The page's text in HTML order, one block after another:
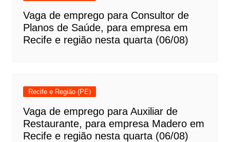
Vaga de emprego para Consultor de
Planos de Saúde, para empresa em
Recife e região nesta quarta (06/08)
Recife e Região (PE)
Vaga de emprego para Auxiliar de
Restaurante, para empresa Madero em
Recife e região nesta quarta (06/08)